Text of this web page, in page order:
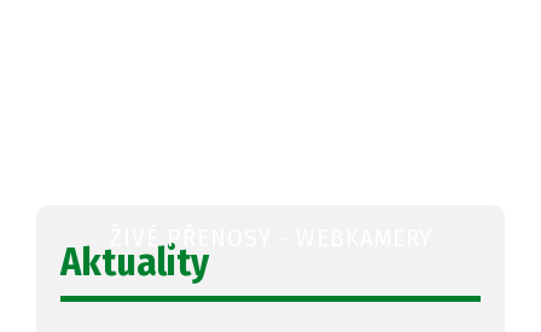
ŽIVÉ PŘENOSY - WEBKAMERY
Aktuality